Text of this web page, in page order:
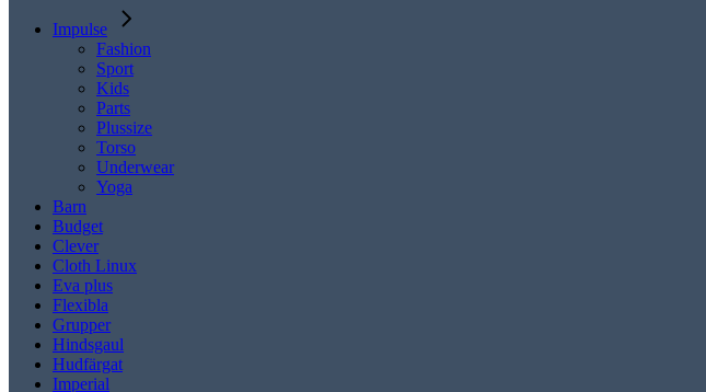
Impulse
Fashion
Sport
Kids
Parts
Plussize
Torso
Underwear
Yoga
Barn
Budget
Clever
Cloth Linux
Eva plus
Flexibla
Grupper
Hindsgaul
Hudfärgat
Imperial